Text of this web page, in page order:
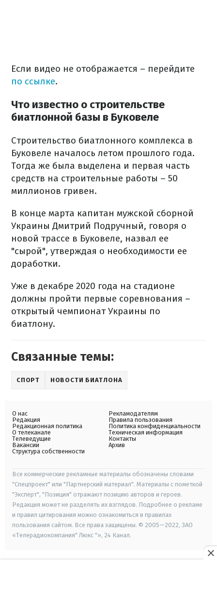
Если видео не отображается – перейдите
по ссылке.
Что известно о строительстве
биатлонной базы в Буковеле
Строительство биатлонного комплекса в
Буковеле началось летом прошлого года.
Тогда же была выделена и первая часть
средств на строительные работы – 50
миллионов гривен.
В конце марта капитан мужской сборной
Украины Дмитрий Подручный, говоря о
новой трассе в Буковеле, назвал ее
"сырой", утверждая о необходимости ее
доработки.
Уже в декабре 2020 года на стадионе
должны пройти первые соревнования –
открытый чемпионат Украины по
биатлону.
Связанные темы:
СПОРТ НОВОСТИ БИАТЛОНА
О нас
Редакция
Редакционная политика
О телеканале
Телеведущие
Вакансии
Структура собственности
Рекламодателям
Правила пользования
Политика конфиденциальности
Техническая информация
Контакты
Архив
Все коммерческие рекламные материалы обозначены словами
"Спецпроект" или "Партнерский материал". Материалы с пометкой
"Эксперт", "Позиция" отражают позицию авторов и героев.
Редакция может не разделять их взглядов. Подробнее о рекламе
и правил цитирования можно ознакомиться в правилах
пользования сайтом. Все права защищены. © 2005—2022, ЗАО
«Телерадиокомпания" Люкс "», 24 Канал.